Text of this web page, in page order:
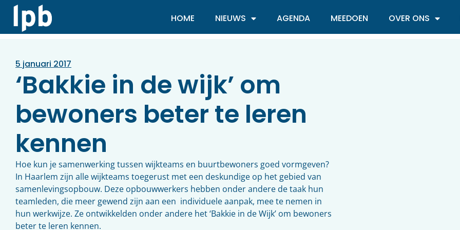
HOME NIEUWS AGENDA MEEDOEN OVER ONS
5 januari 2017
‘Bakkie in de wijk’ om
bewoners beter te leren
kennen
Hoe kun je samenwerking tussen wijkteams en buurtbewoners goed vormgeven?
In Haarlem zijn alle wijkteams toegerust met een deskundige op het gebied van
samenlevingsopbouw. Deze opbouwwerkers hebben onder andere de taak hun
teamleden, die meer gewend zijn aan een individuele aanpak, mee te nemen in
hun werkwijze. Ze ontwikkelden onder andere het ‘Bakkie in de Wijk’ om bewoners
beter te leren kennen.